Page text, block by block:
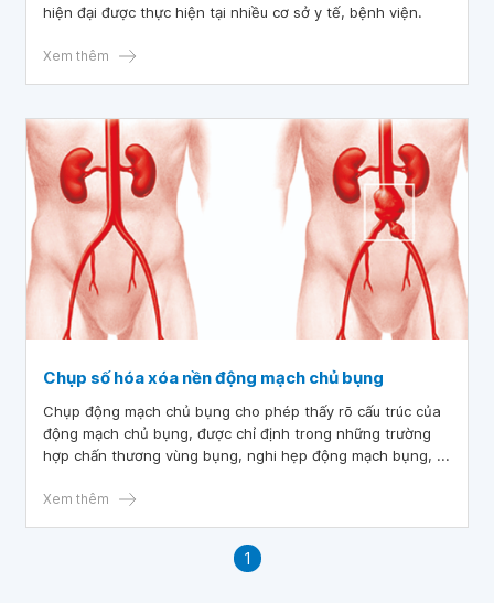
hiện đại được thực hiện tại nhiều cơ sở y tế, bệnh viện.
Xem thêm
Chụp số hóa xóa nền động mạch chủ bụng
Chụp động mạch chủ bụng cho phép thấy rõ cấu trúc của
động mạch chủ bụng, được chỉ định trong những trường
hợp chấn thương vùng bụng, nghi hẹp động mạch bụng, ...
Xem thêm
1